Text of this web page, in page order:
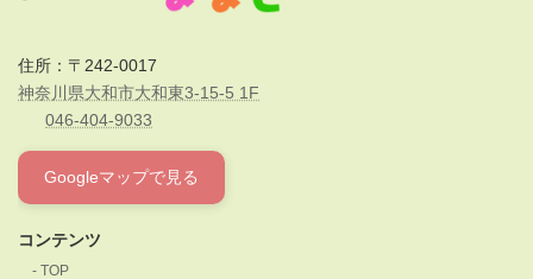
住所：〒242-0017
神奈川県大和市大和東3-15-5 1F
046-404-9033
Googleマップで見る
コンテンツ
TOP